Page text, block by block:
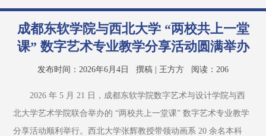
成都东软学院与西北大学 “两校共上一堂
课” 数字艺术专业教学分享活动圆满举办
发布时间：2026年6月4日 撰稿 | 王方方 阅读： 206
2026 年 5 月 21 日，成都东软学院数字艺术与设计学院与西
北大学艺术学院联合举办的 “两校共上一堂课” 数字艺术专业教学
分享活动顺利举行。西北大学张辉教授带领动画系 20 余名本科